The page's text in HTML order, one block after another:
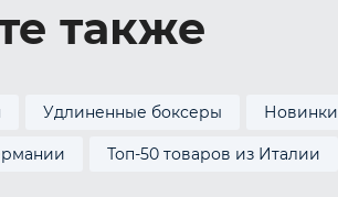
также
Удлиненные боксеры Новинки
Топ-50 товаров из Италии